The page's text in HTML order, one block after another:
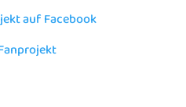
auf Facebook